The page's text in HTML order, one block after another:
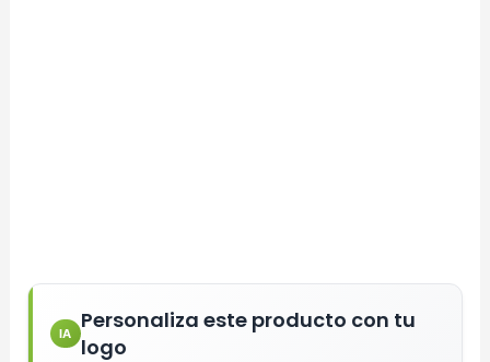
IA
Personaliza este producto con tu
logo